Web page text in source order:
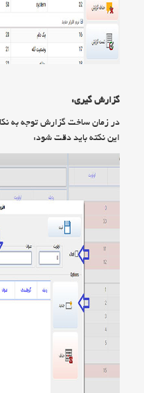
گزارش گیری:
در زمان ساخت گزارش توجه به
این نکته باید دقت شود: